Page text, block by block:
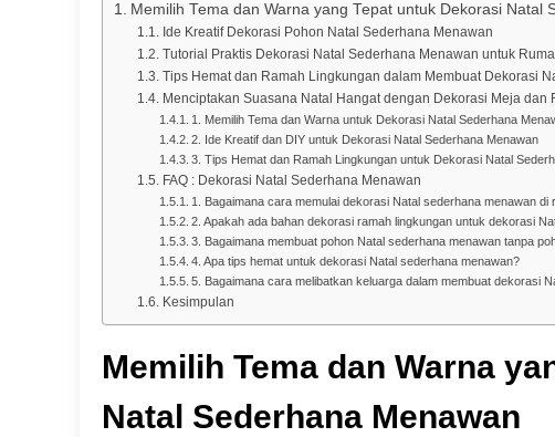
Memilih Tema dan Warna yang Tepat untuk Dekorasi Natal
Ide Kreatif Dekorasi Pohon Natal Sederhana Menawan
Tutorial Praktis Dekorasi Natal Sederhana Menawan untuk
Tips Hemat dan Ramah Lingkungan dalam Membuat Dekorasi
Menciptakan Suasana Natal Hangat dengan Dekorasi Meja dan
1. Memilih Tema dan Warna untuk Dekorasi Natal Sederhana
2. Ide Kreatif dan DIY untuk Dekorasi Natal Sederhana Menawan
3. Tips Hemat dan Ramah Lingkungan untuk Dekorasi Natal
FAQ : Dekorasi Natal Sederhana Menawan
1. Bagaimana cara memulai dekorasi Natal sederhana menawan di
2. Apakah ada bahan dekorasi ramah lingkungan untuk dekorasi
3. Bagaimana membuat pohon Natal sederhana menawan tanpa
4. Apa tips hemat untuk dekorasi Natal sederhana menawan?
5. Bagaimana cara melibatkan keluarga dalam membuat dekorasi
Kesimpulan
Memilih Tema dan Warna
Natal Sederhana Menawan